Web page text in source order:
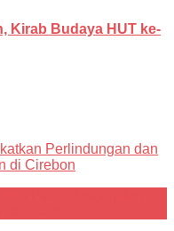
Kirab Budaya HUT ke-